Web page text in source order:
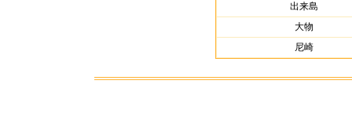
出来島
大物
尼崎